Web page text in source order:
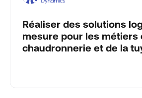
Réaliser des solutions
mesure pour les métiers
chaudronnerie et de la